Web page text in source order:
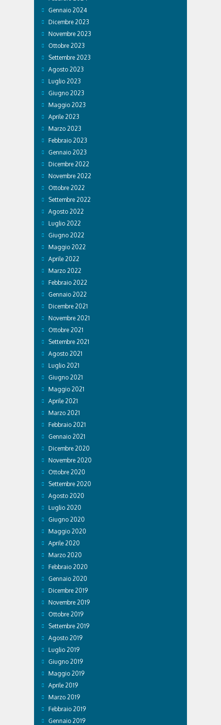
Gennaio 2024
Dicembre 2023
Novembre 2023
Ottobre 2023
Settembre 2023
Agosto 2023
Luglio 2023
Giugno 2023
Maggio 2023
Aprile 2023
Marzo 2023
Febbraio 2023
Gennaio 2023
Dicembre 2022
Novembre 2022
Ottobre 2022
Settembre 2022
Agosto 2022
Luglio 2022
Giugno 2022
Maggio 2022
Aprile 2022
Marzo 2022
Febbraio 2022
Gennaio 2022
Dicembre 2021
Novembre 2021
Ottobre 2021
Settembre 2021
Agosto 2021
Luglio 2021
Giugno 2021
Maggio 2021
Aprile 2021
Marzo 2021
Febbraio 2021
Gennaio 2021
Dicembre 2020
Novembre 2020
Ottobre 2020
Settembre 2020
Agosto 2020
Luglio 2020
Giugno 2020
Maggio 2020
Aprile 2020
Marzo 2020
Febbraio 2020
Gennaio 2020
Dicembre 2019
Novembre 2019
Ottobre 2019
Settembre 2019
Agosto 2019
Luglio 2019
Giugno 2019
Maggio 2019
Aprile 2019
Marzo 2019
Febbraio 2019
Gennaio 2019